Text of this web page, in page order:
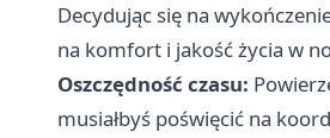
Decydując się na
na komfort i jakość życia w
Oszczędność czasu:
musiałbyś poświęcić na